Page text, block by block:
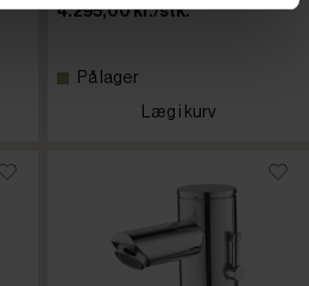
4.295,00 kr./stk.
På lager
Læg i kurv